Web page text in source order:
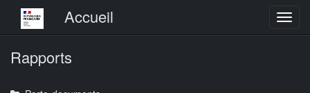
Menu principalAccueil
Rapports